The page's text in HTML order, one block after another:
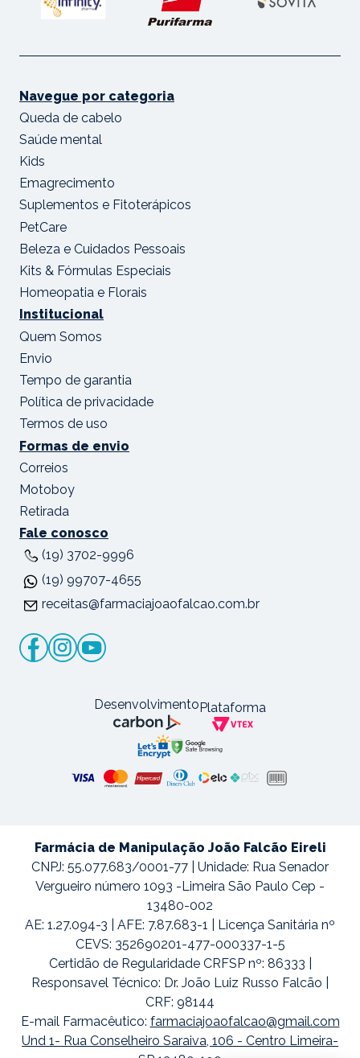
Navegue por categoria
Queda de cabelo
Saúde mental
Kids
Emagrecimento
Suplementos e Fitoterápicos
PetCare
Beleza e Cuidados Pessoais
Kits & Fórmulas Especiais
Homeopatia e Florais
Institucional
Quem Somos
Envio
Tempo de garantia
Política de privacidade
Termos de uso
Formas de envio
Correios
Motoboy
Retirada
Fale conosco
(19) 3702-9996
(19) 99707-4655
receitas@farmaciajoaofalcao.com.br
DesenvolvimentoPlataforma
Farmácia de Manipulação João Falcão Eireli
CNPJ: 55.077.683/0001-77 | Unidade: Rua Senador
Vergueiro número 1093 -Limeira São Paulo Cep -
13480-002
AE: 1.27.094-3 | AFE: 7.87.683-1 | Licença Sanitária nº
CEVS: 352690201-477-000337-1-5
Certidão de Regularidade CRFSP nº: 86333 |
Responsavel Técnico: Dr. João Luiz Russo Falcão |
CRF: 98144
E-mail Farmacêutico: farmaciajoaofalcao@gmail.com
Und 1- Rua Conselheiro Saraiva, 106 - Centro Limeira-